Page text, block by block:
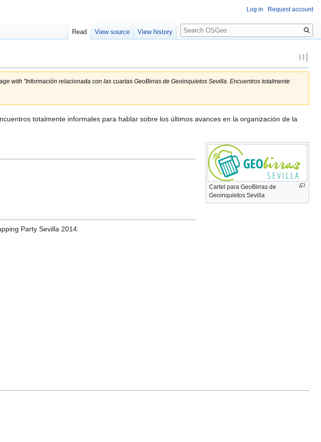
with "Información relacionada con las cuartas GeoBirras de Geoinquietos Sevilla. Encuentros totalmente
totalmente informales para hablar sobre los últimos avances en la organización de la
Cartel para GeoBirras de
Geoinquietos Sevilla
Party Sevilla 2014:
Log in Request account
Read View source View history
Search